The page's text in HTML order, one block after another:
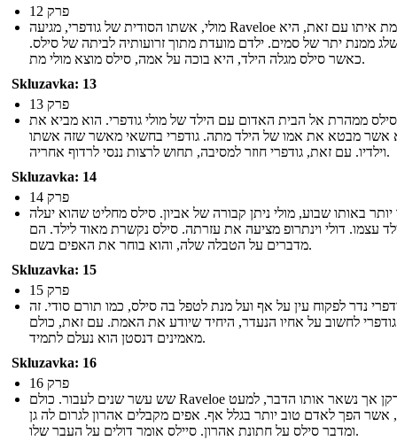
פרק 12
מולי, אשתו הסודית של גודפרי, מגיעה Raveloe להתעמת איתו עם זאת, היא
ממנת יתר של סמים. ילדם מועדת מתוך זרועותיה לביתה של סילס.
כאשר סילס מגלה הילד, היא בוכה על אמה, סילס מוצא מולי מת.
Skluzavka: 13
פרק 13
סילס ממהרת אל הבית האדום עם הילד של מולי גודפרי. הוא מביא את
אשר מבטא את אמו של הילד מתה. גודפרי בחשאי מאשר שזה אשתו
וילדיו. עם זאת, גודפרי חוזר למסיבה, תחוש לרצות ננסי לרדוף אחריה.
Skluzavka: 14
פרק 14
באותו שבוע, מולי ניתן קבורה של אביון. סילס מחליט שהוא יעלה
עצמו. דולי וינתרופ מציעה את עזרתה. סילס נקשרת מאוד לילד. הם
מדברים על הטבלה שלה, והוא בוחר את האפים בשם.
Skluzavka: 15
פרק 15
נדר לפקוח עין על אף ועל מנת לטפל בה סילס, כמו תורם סודי. זה
לחשוב על אחיו הנעדר, היחיד שיודע את האמת. עם זאת, כולם
מאמינים דנסטן הוא נעלם לתמיד.
Skluzavka: 16
פרק 16
שש עשר שנים לעבור. כולם Raveloe הזדקן אך נשאר אותו הדבר, למעט
אשר הפך לאדם טוב יותר בגלל אף. אפים מקבלים אהרון לגרום לה גן
ומדבר סילס על חתונת אהרון. סיילס אומר דולים על העבר שלו.